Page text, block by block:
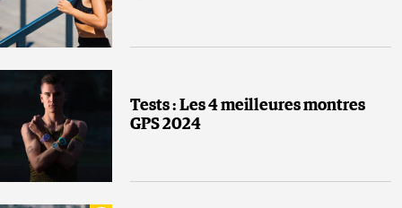
Tests : Les 4 meilleures montres
GPS 2024